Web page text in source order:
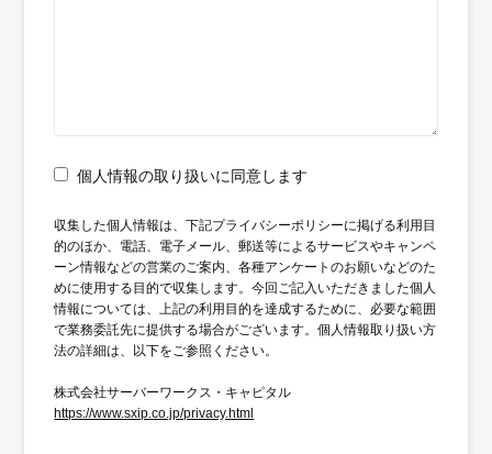
個人情報の取り扱いに同意します
収集した個人情報は、下記プライバシーポリシーに掲げる利用目
的のほか、電話、電子メール、郵送等によるサービスやキャンペ
ーン情報などの営業のご案内、各種アンケートのお願いなどのた
めに使用する目的で収集します。今回ご記入いただきました個人
情報については、上記の利用目的を達成するために、必要な範囲
で業務委託先に提供する場合がございます。個人情報取り扱い方
法の詳細は、以下をご参照ください。
株式会社サーバーワークス・キャピタル
https://www.sxip.co.jp/privacy.html